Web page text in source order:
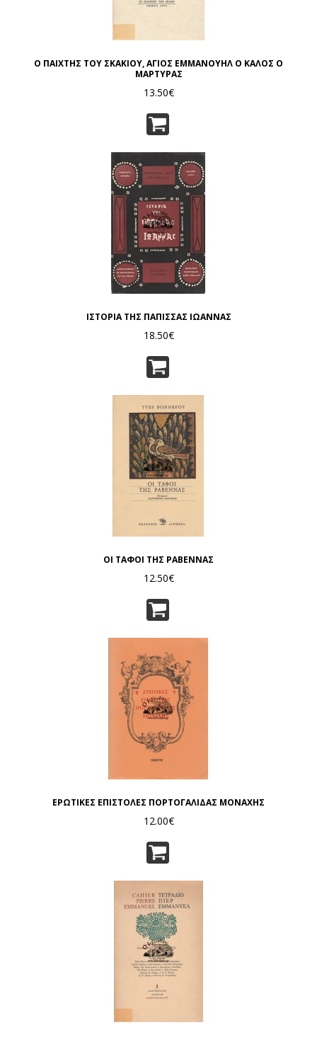
Ο ΠΑΙΧΤΗΣ ΤΟΥ ΣΚΑΚΙΟΥ, ΑΓΙΟΣ ΕΜΜΑΝΟΥΗΛ Ο ΚΑΛΟΣ Ο
ΜΑΡΤΥΡΑΣ
13.50€
ΙΣΤΟΡΙΑ ΤΗΣ ΠΑΠΙΣΣΑΣ ΙΩΑΝΝΑΣ
18.50€
ΟΙ ΤΑΦΟΙ ΤΗΣ ΡΑΒΕΝΝΑΣ
12.50€
ΕΡΩΤΙΚΕΣ ΕΠΙΣΤΟΛΕΣ ΠΟΡΤΟΓΑΛΙΔΑΣ ΜΟΝΑΧΗΣ
12.00€